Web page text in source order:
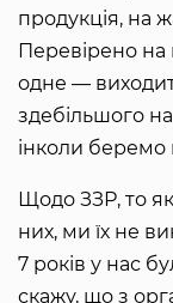
продукція, на
Перевірено на
одне —
здебільшого
інколи беремо
Щодо ЗЗР, то
них, ми їх не
7 років у нас
скажу, що з